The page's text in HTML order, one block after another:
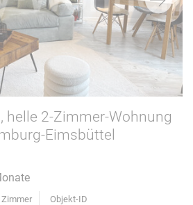
98
helle 2-Zimmer-Wohnung
Eimsbüttel
Zimmer Objekt-ID